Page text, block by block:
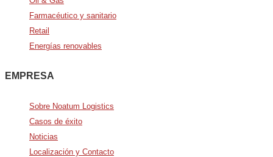
Farmacéutico y sanitario
Retail
Energías renovables
EMPRESA
Sobre Noatum Logistics
Casos de éxito
Noticias
Localización y Contacto